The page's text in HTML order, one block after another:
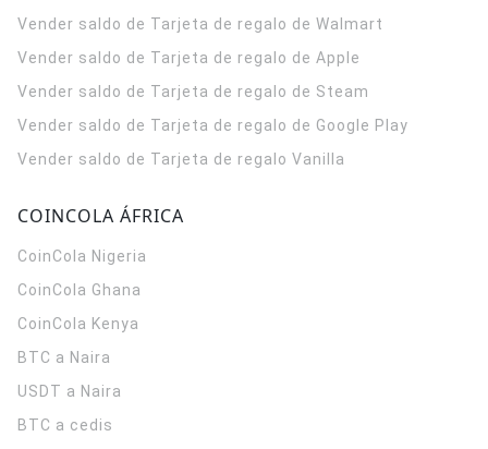
Vender saldo de Tarjeta de regalo de Walmart
Vender saldo de Tarjeta de regalo de Apple
Vender saldo de Tarjeta de regalo de Steam
Vender saldo de Tarjeta de regalo de Google Play
Vender saldo de Tarjeta de regalo Vanilla
COINCOLA ÁFRICA
CoinCola Nigeria
CoinCola Ghana
CoinCola Kenya
BTC a Naira
USDT a Naira
BTC a cedis